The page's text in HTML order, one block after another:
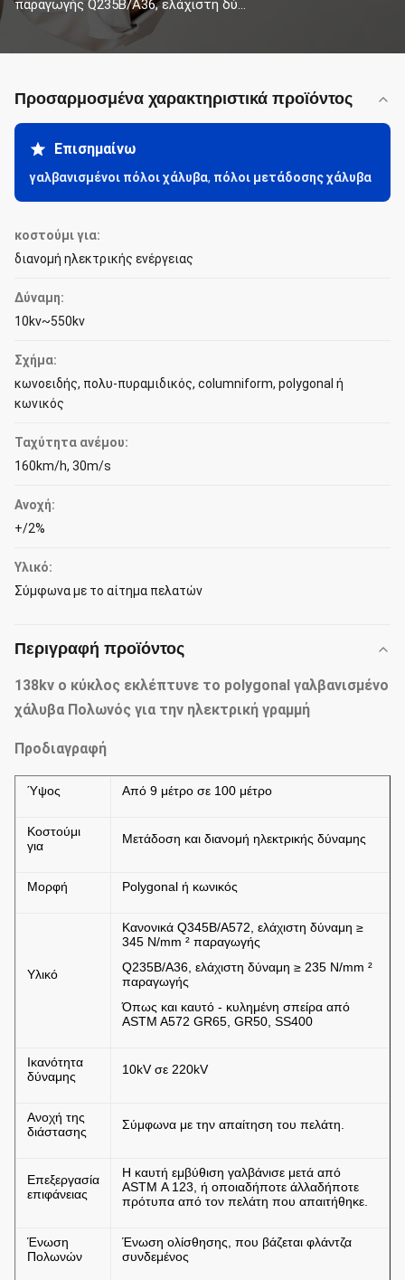
παραγωγής Q235B/A36, ελάχιστη δύ...
Προσαρμοσμένα χαρακτηριστικά προϊόντος
Επισημαίνω
γαλβανισμένοι πόλοι χάλυβα, πόλοι μετάδοσης χάλυβα
κοστούμι για:
διανομή ηλεκτρικής ενέργειας
Δύναμη:
10kv~550kv
Σχήμα:
κωνοειδής, πολυ-πυραμιδικός, columniform, polygonal ή
κωνικός
Ταχύτητα ανέμου:
160km/h, 30m/s
Ανοχή:
+/2%
Υλικό:
Σύμφωνα με το αίτημα πελατών
Περιγραφή προϊόντος
138kv ο κύκλος εκλέπτυνε το polygonal γαλβανισμένο
χάλυβα Πολωνός για την ηλεκτρική γραμμή
Προδιαγραφή
Ύψος Από 9 μέτρο σε 100 μέτρο
Κοστούμι
για
Μετάδοση και διανομή ηλεκτρικής δύναμης
Μορφή Polygonal ή κωνικός
Υλικό
Κανονικά Q345B/A572, ελάχιστη δύναμη ≥
345 N/mm ² παραγωγής
Q235B/A36, ελάχιστη δύναμη ≥ 235 N/mm ²
παραγωγής
Όπως και καυτό - κυλημένη σπείρα από
ASTM A572 GR65, GR50, SS400
Ικανότητα
δύναμης
10kV σε 220kV
Ανοχή της
διάστασης
Σύμφωνα με την απαίτηση του πελάτη.
Επεξεργασία
επιφάνειας
Η καυτή εμβύθιση γαλβάνισε μετά από
ASTM Α 123, ή οποιαδήποτε άλλαδήποτε
πρότυπα από τον πελάτη που απαιτήθηκε.
Ένωση
Πολωνών
Ένωση ολίσθησης, που βάζεται φλάντζα
συνδεμένος